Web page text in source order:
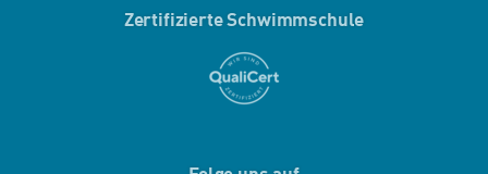
Zertifizierte Schwimmschule